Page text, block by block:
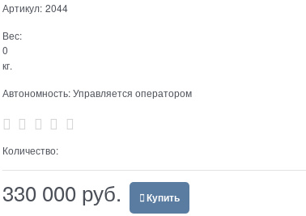
Артикул: 2044
Вес:
0
кг.
Автономность:Управляется оператором
Количество:
330 000 руб. Купить